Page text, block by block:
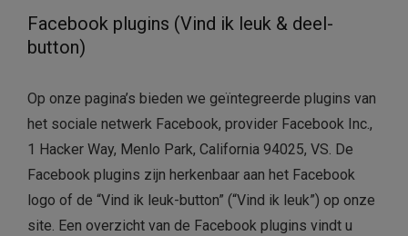
Facebook plugins (Vind ik leuk & deel-
button)
Op onze pagina’s bieden we geïntegreerde plugins van
het sociale netwerk Facebook, provider Facebook Inc.,
1 Hacker Way, Menlo Park, California 94025, VS. De
Facebook plugins zijn herkenbaar aan het Facebook
logo of de “Vind ik leuk-button” (“Vind ik leuk”) op onze
site. Een overzicht van de Facebook plugins vindt u